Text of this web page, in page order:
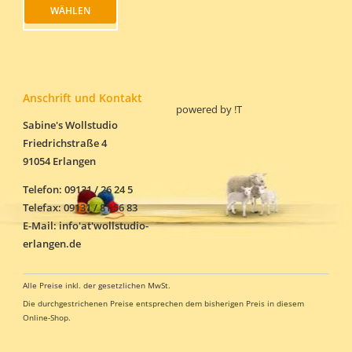
WÄHLEN
mehrere
Varianten
können
der
Anschrift und Kontakt
Sabine's Wollstudio
Friedrichstraße 4
91054 Erlangen
Telefon: 09131 / 26 24 5
Telefax: 09131 / 81 56 83
E-Mail: info'at'wollstudio-
erlangen.de
powered by !T
Alle Preise inkl. der gesetzlichen MwSt.
Die durchgestrichenen Preise entsprechen dem bisherigen Preis in diesem
Online-Shop.